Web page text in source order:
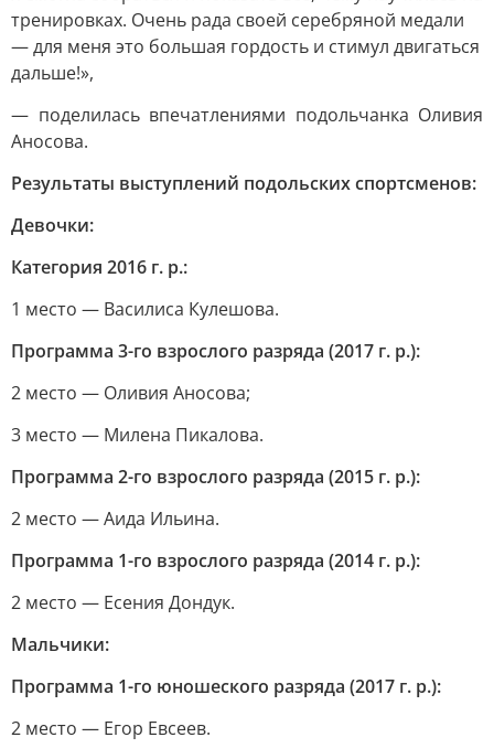
тренировках. Очень рада своей серебряной медали
— для меня это большая гордость и стимул двигаться
дальше!»,
— поделилась впечатлениями подольчанка Оливия
Аносова.
Результаты выступлений подольских спортсменов:
Девочки:
Категория 2016 г. р.:
1 место — Василиса Кулешова.
Программа 3-го взрослого разряда (2017 г. р.):
2 место — Оливия Аносова;
3 место — Милена Пикалова.
Программа 2-го взрослого разряда (2015 г. р.):
2 место — Аида Ильина.
Программа 1-го взрослого разряда (2014 г. р.):
2 место — Есения Дондук.
Мальчики:
Программа 1-го юношеского разряда (2017 г. р.):
2 место — Егор Евсеев.